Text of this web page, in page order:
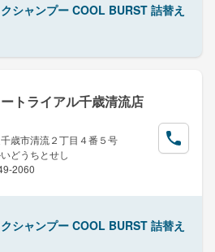
シャンプー COOL BURST 詰替え
トライアル千歳清流店
歳市清流２丁目４番５号
どうちとせし
2060
シャンプー COOL BURST 詰替え